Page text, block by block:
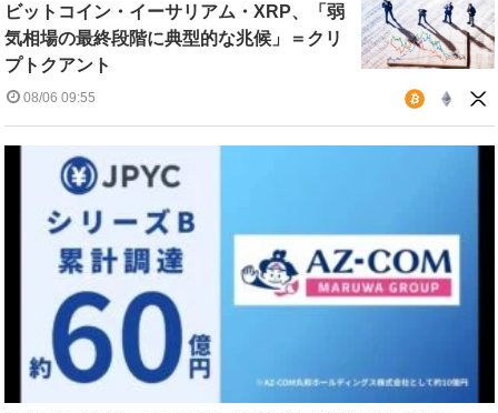
ビットコイン・イーサリアム・XRP、「弱
気相場の最終段階に典型的な兆候」＝クリ
プトクアント
08/06 09:55